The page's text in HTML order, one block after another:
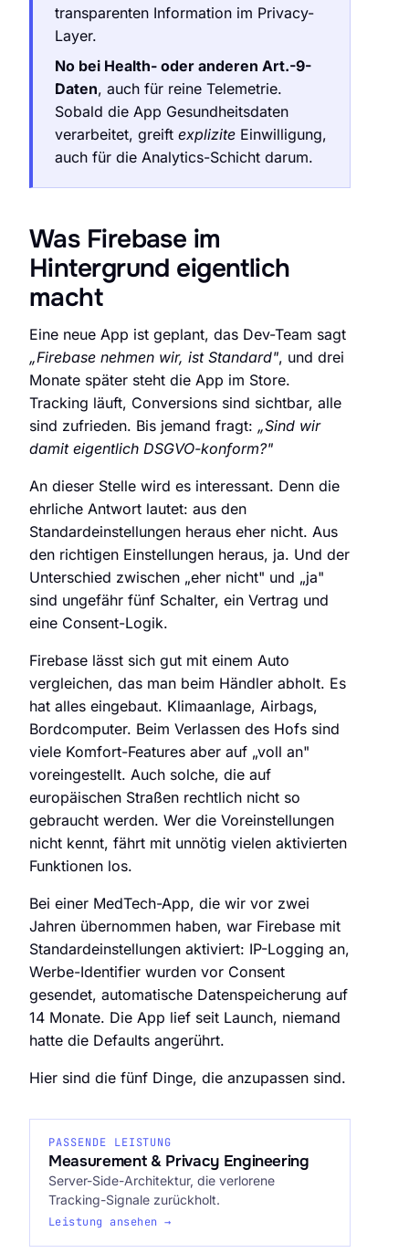
transparenten Information im Privacy-
Layer.
No bei Health- oder anderen Art.-9-
Daten, auch für reine Telemetrie.
Sobald die App Gesundheitsdaten
verarbeitet, greift explizite Einwilligung,
auch für die Analytics-Schicht darum.
Was Firebase im
Hintergrund eigentlich
macht
Eine neue App ist geplant, das Dev-Team sagt
„Firebase nehmen wir, ist Standard", und drei
Monate später steht die App im Store.
Tracking läuft, Conversions sind sichtbar, alle
sind zufrieden. Bis jemand fragt: „Sind wir
damit eigentlich DSGVO-konform?"
An dieser Stelle wird es interessant. Denn die
ehrliche Antwort lautet: aus den
Standardeinstellungen heraus eher nicht. Aus
den richtigen Einstellungen heraus, ja. Und der
Unterschied zwischen „eher nicht" und „ja"
sind ungefähr fünf Schalter, ein Vertrag und
eine Consent-Logik.
Firebase lässt sich gut mit einem Auto
vergleichen, das man beim Händler abholt. Es
hat alles eingebaut. Klimaanlage, Airbags,
Bordcomputer. Beim Verlassen des Hofs sind
viele Komfort-Features aber auf „voll an"
voreingestellt. Auch solche, die auf
europäischen Straßen rechtlich nicht so
gebraucht werden. Wer die Voreinstellungen
nicht kennt, fährt mit unnötig vielen aktivierten
Funktionen los.
Bei einer MedTech-App, die wir vor zwei
Jahren übernommen haben, war Firebase mit
Standardeinstellungen aktiviert: IP-Logging an,
Werbe-Identifier wurden vor Consent
gesendet, automatische Datenspeicherung auf
14 Monate. Die App lief seit Launch, niemand
hatte die Defaults angerührt.
Hier sind die fünf Dinge, die anzupassen sind.
PASSENDE LEISTUNG
Measurement & Privacy Engineering
Server-Side-Architektur, die verlorene
Tracking-Signale zurückholt.
Leistung ansehen →